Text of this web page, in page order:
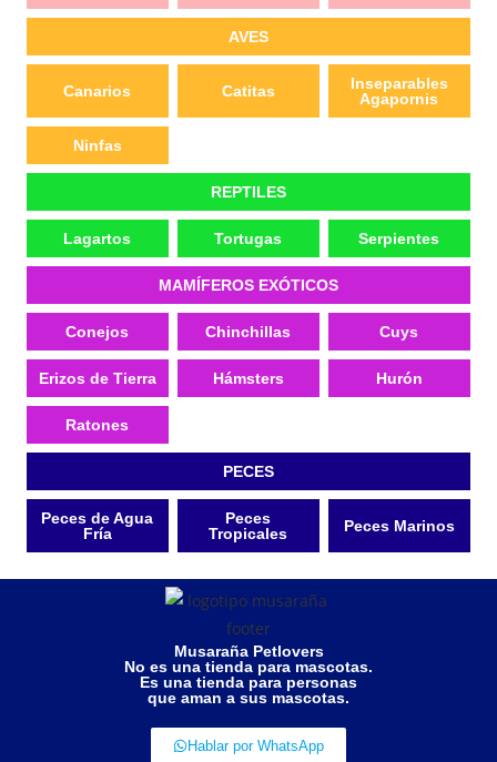
AVES
Canarios Catitas
Inseparables
Agapornis
Ninfas
REPTILES
Lagartos Tortugas Serpientes
MAMÍFEROS EXÓTICOS
Conejos Chinchillas Cuys
Erizos de Tierra Hámsters Hurón
Ratones
PECES
Peces de Agua
Fría
Peces
Tropicales
Peces Marinos
Musaraña Petlovers
No es una tienda para mascotas.
Es una tienda para personas
que aman a sus mascotas.
Hablar por WhatsApp